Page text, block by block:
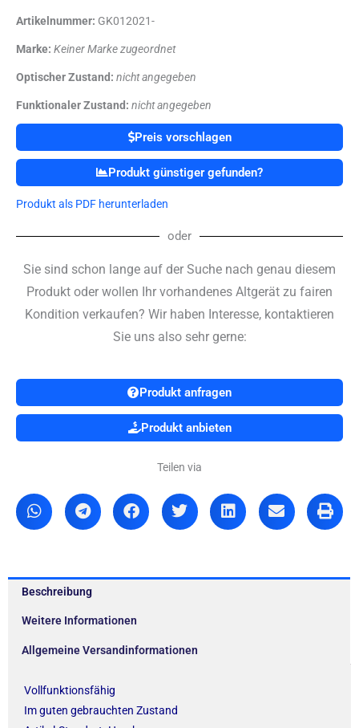
Artikelnummer: GK012021-
Marke: Keiner Marke zugeordnet
Optischer Zustand: nicht angegeben
Funktionaler Zustand: nicht angegeben
Preis vorschlagen
Produkt günstiger gefunden?
Produkt als PDF herunterladen
oder
Sie sind schon lange auf der Suche nach genau diesem
Produkt oder wollen Ihr vorhandenes Altgerät zu fairen
Kondition verkaufen? Wir haben Interesse, kontaktieren
Sie uns also sehr gerne:
Produkt anfragen
Produkt anbieten
Teilen via
Beschreibung
Weitere Informationen
Allgemeine Versandinformationen
Vollfunktionsfähig
Im guten gebrauchten Zustand